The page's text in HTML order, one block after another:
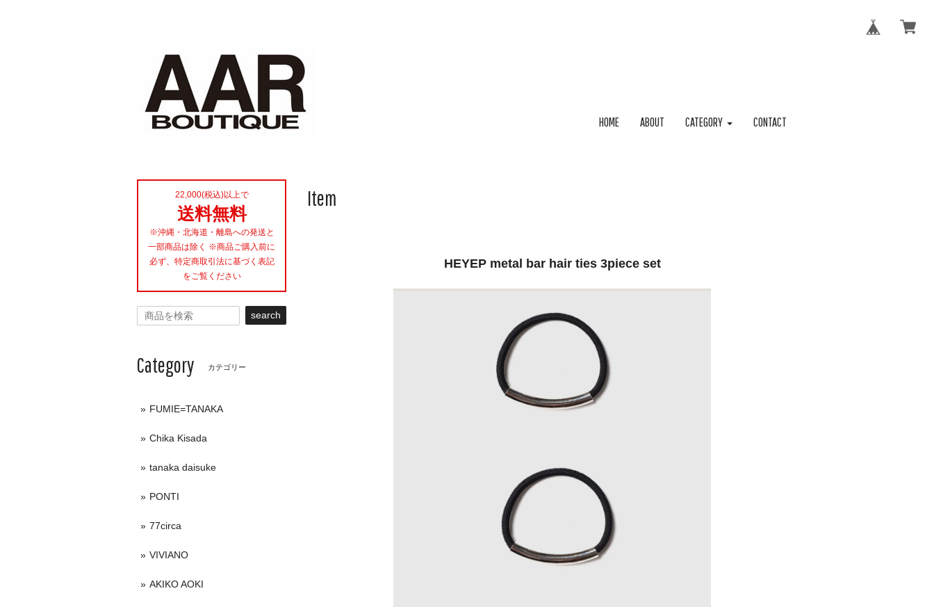
HOME ABOUT CATEGORY CONTACT
Item
HEYEP metal bar hair ties 3piece set
22,000(税込)以上で
送料無料
※沖縄・北海道・離島への発送と
一部商品は除く ※商品ご購入前に
必ず、特定商取引法に基づく表記
をご覧ください
search
Category カテゴリー
FUMIE=TANAKA
Chika Kisada
tanaka daisuke
PONTI
77circa
VIVIANO
AKIKO AOKI